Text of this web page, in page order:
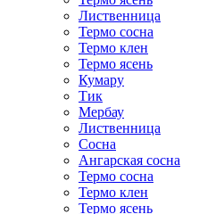
Лиственница
Термо сосна
Термо клен
Термо ясень
Кумару
Тик
Мербау
Лиственница
Сосна
Ангарская сосна
Термо сосна
Термо клен
Термо ясень